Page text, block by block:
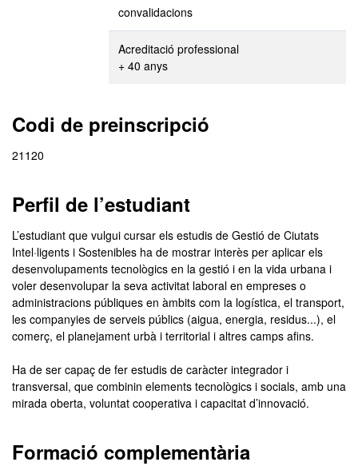
convalidacions
Acreditació professional
+ 40 anys
Codi de preinscripció
21120
Perfil de l’estudiant
L’estudiant que vulgui cursar els estudis de Gestió de Ciutats
Intel·ligents i Sostenibles ha de mostrar interès per aplicar els
desenvolupaments tecnològics en la gestió i en la vida urbana i
voler desenvolupar la seva activitat laboral en empreses o
administracions públiques en àmbits com la logística, el transport,
les companyies de serveis públics (aigua, energia, residus...), el
comerç, el planejament urbà i territorial i altres camps afins.
Ha de ser capaç de fer estudis de caràcter integrador i
transversal, que combinin elements tecnològics i socials, amb una
mirada oberta, voluntat cooperativa i capacitat d’innovació.
Formació complementària